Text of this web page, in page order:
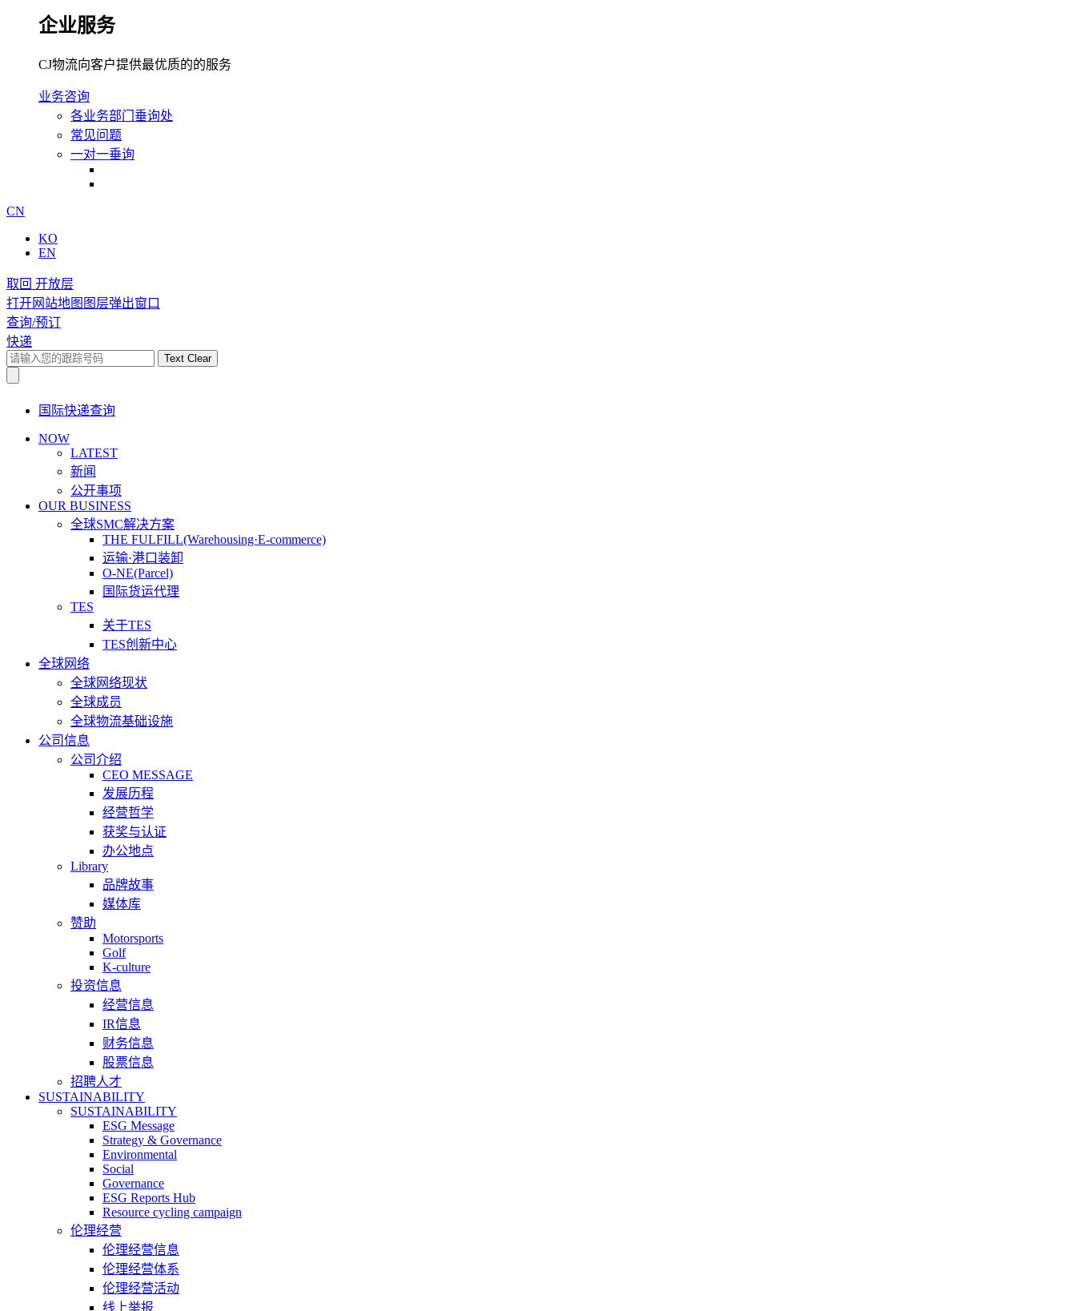
企业服务
CJ物流向客户提供最优质的的服务
业务咨询
各业务部门垂询处
常见问题
一对一垂询
CN
KO
EN
取回 开放层
打开网站地图图层弹出窗口
查询/预订
快递
Text Clear
国际快递查询
NOW
LATEST
新闻
公开事项
OUR BUSINESS
全球SMC解决方案
THE FULFILL(Warehousing·E-commerce)
运输·港口装卸
O-NE(Parcel)
国际货运代理
TES
关于TES
TES创新中心
全球网络
全球网络现状
全球成员
全球物流基础设施
公司信息
公司介绍
CEO MESSAGE
发展历程
经营哲学
获奖与认证
办公地点
Library
品牌故事
媒体库
赞助
Motorsports
Golf
K-culture
投资信息
经营信息
IR信息
财务信息
股票信息
招聘人才
SUSTAINABILITY
SUSTAINABILITY
ESG Message
Strategy & Governance
Environmental
Social
Governance
ESG Reports Hub
Resource cycling campaign
伦理经营
伦理经营信息
伦理经营体系
伦理经营活动
线上举报